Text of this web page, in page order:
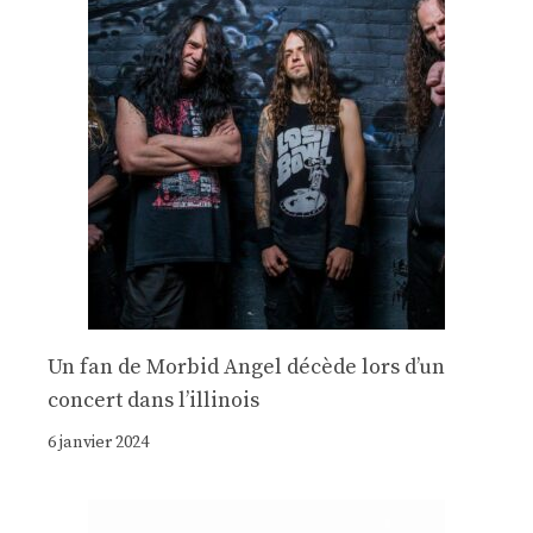
Un fan de Morbid Angel décède lors d’un
concert dans l’illinois
6 janvier 2024